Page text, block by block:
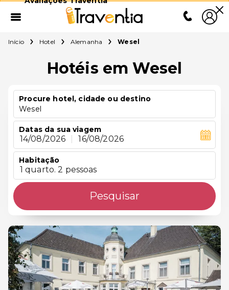
Início Hotel Alemanha Wesel
Hotéis em Wesel
Procure hotel, cidade ou destino
Wesel
Datas da sua viagem
14/08/2026 16/08/2026
Habitação
1 quarto. 2 pessoas
Pesquisar